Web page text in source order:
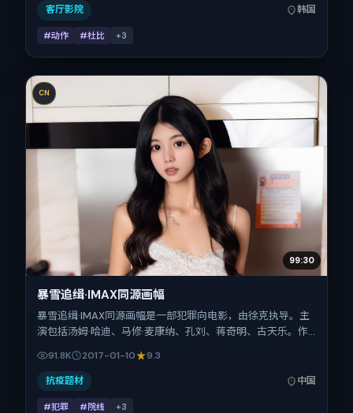
片长143分钟。
客厅影院 韩国
#动作 #杜比 +3
CN
99:30
暴雪追缉·IMAX同源画幅
暴雪追缉·IMAX同源画幅是一部犯罪向电影，由徐克执导。主
演包括汤姆·哈迪、马修·麦康纳、孔刘、蒋奇明、古天乐。作
面，首映日期 2017-01-10，正片时长172分钟。
91.8K 2017-01-10 9.3
抗疫题材 中国
#犯罪 #院线 +3